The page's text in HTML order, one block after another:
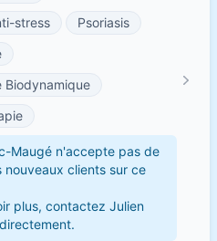
stress
Psoriasis
Biodynamique
Maugé n'accepte pas de
nouveaux clients sur ce
plus, contactez Julien